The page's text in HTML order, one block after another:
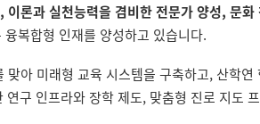
이론과 실천능력을 겸비한 전문가 양성, 문
복합형 인재를 양성하고 있습니다.
맞아 미래형 교육 시스템을 구축하고, 산학
연구 인프라와 장학 제도, 맞춤형 진로 지도